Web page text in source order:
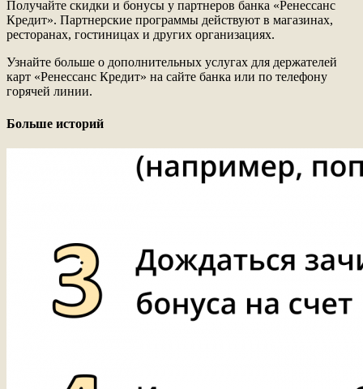
Получайте скидки и бонусы у партнеров банка «Ренессанс
Кредит». Партнерские программы действуют в магазинах,
ресторанах, гостиницах и других организациях.
Узнайте больше о дополнительных услугах для держателей
карт «Ренессанс Кредит» на сайте банка или по телефону
горячей линии.
Больше историй